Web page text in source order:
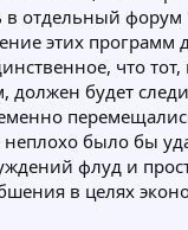
в отдельный форум
этих программ
что тот,
должен будет
было бы
флуд и
в целях